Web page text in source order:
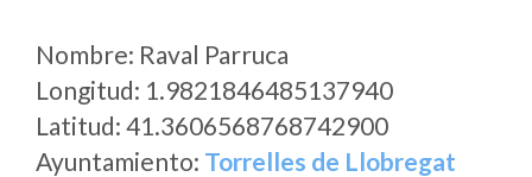
Nombre: Raval Parruca
Longitud: 1.9821846485137940
Latitud: 41.3606568768742900
Ayuntamiento: Torrelles de Llobregat